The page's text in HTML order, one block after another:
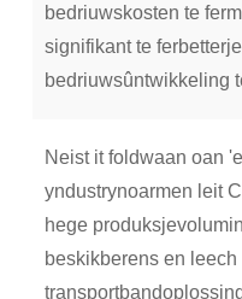
bedriuwskosten te
signifikant te
bedriuwsûntwikkeling
Neist it foldwaan oan
yndustrynoarmen leit
hege
beskikberens en